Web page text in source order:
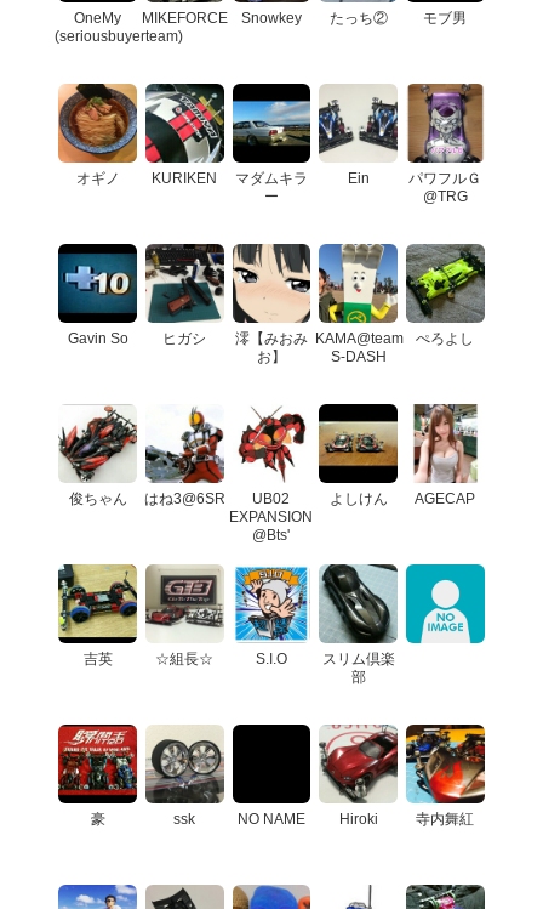
OneMy
(seriousbuyerteam)
MIKEFORCE Snowkey たっち② モブ男
オギノ KURIKEN
マダムキラ
ー
Ein
パワフルＧ
@TRG
Gavin So ヒガシ
澪【みおみ
お】
KAMA@team
S-DASH
ぺろよし
俊ちゃん はね3@6SR
UB02
EXPANSION
@Bts'
よしけん AGECAP
吉英 ☆組長☆ S.I.O
スリム倶楽
部
豪 ssk NO NAME Hiroki 寺内舞紅